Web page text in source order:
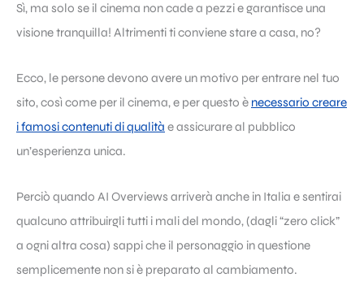
Sì, ma solo se il cinema non cade a pezzi e garantisce una
visione tranquilla! Altrimenti ti conviene stare a casa, no?
Ecco, le persone devono avere un motivo per entrare nel tuo
sito, così come per il cinema, e per questo è necessario creare
i famosi contenuti di qualità e assicurare al pubblico
un’esperienza unica.
Perciò quando AI Overviews arriverà anche in Italia e sentirai
qualcuno attribuirgli tutti i mali del mondo, (dagli “zero click”
a ogni altra cosa) sappi che il personaggio in questione
semplicemente non si è preparato al cambiamento.